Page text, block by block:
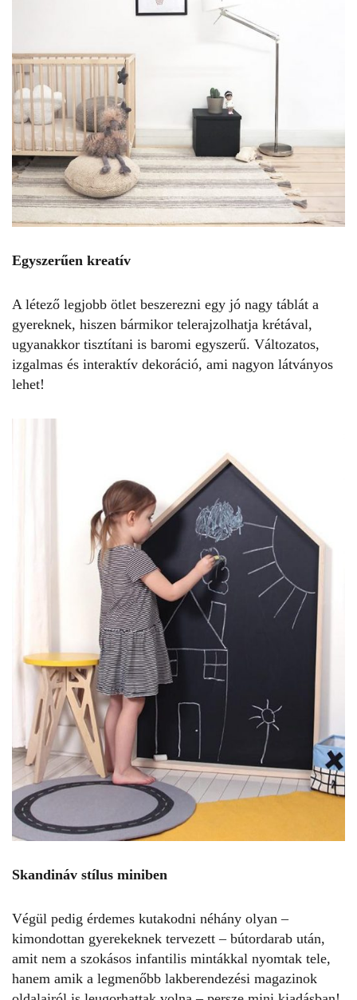
Egyszerűen kreatív
A létező legjobb ötlet beszerezni egy jó nagy táblát a
gyereknek, hiszen bármikor telerajzolhatja krétával,
ugyanakkor tisztítani is baromi egyszerű. Változatos,
izgalmas és interaktív dekoráció, ami nagyon látványos
lehet!
Skandináv stílus miniben
Végül pedig érdemes kutakodni néhány olyan –
kimondottan gyerekeknek tervezett – bútordarab után,
amit nem a szokásos infantilis mintákkal nyomtak tele,
hanem amik a legmenőbb lakberendezési magazinok